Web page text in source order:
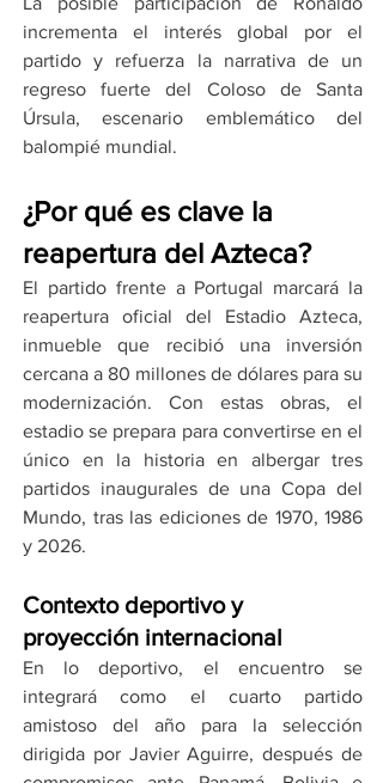
incrementa el interés global por el
partido y refuerza la narrativa de un
regreso fuerte del Coloso de Santa
Úrsula, escenario emblemático del
balompié mundial.
¿Por qué es clave la
reapertura del Azteca?
El partido frente a Portugal marcará la
reapertura oficial del Estadio Azteca,
inmueble que recibió una inversión
cercana a 80 millones de dólares para su
modernización. Con estas obras, el
estadio se prepara para convertirse en el
único en la historia en albergar tres
partidos inaugurales de una Copa del
Mundo, tras las ediciones de 1970, 1986
y 2026.
Contexto deportivo y
proyección internacional
En lo deportivo, el encuentro se
integrará como el cuarto partido
amistoso del año para la selección
dirigida por Javier Aguirre, después de